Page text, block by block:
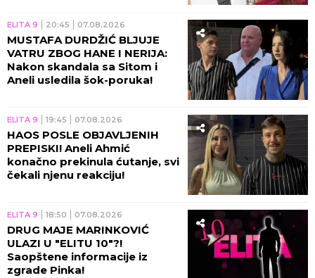
ELITA 9 20:45 07.08.2026
MUSTAFA DURDŽIĆ BLJUJE
VATRU ZBOG HANE I NERIJA:
Nakon skandala sa Sitom i
Aneli usledila šok-poruka!
ELITA 9 19:45 07.08.2026
HAOS POSLE OBJAVLJENIH
PREPISKI! Aneli Ahmić
konačno prekinula ćutanje, svi
čekali njenu reakciju!
ELITA 9 18:50 07.08.2026
DRUG MAJE MARINKOVIĆ
ULAZI U "ELITU 10"?!
Saopštene informacije iz
zgrade Pinka!